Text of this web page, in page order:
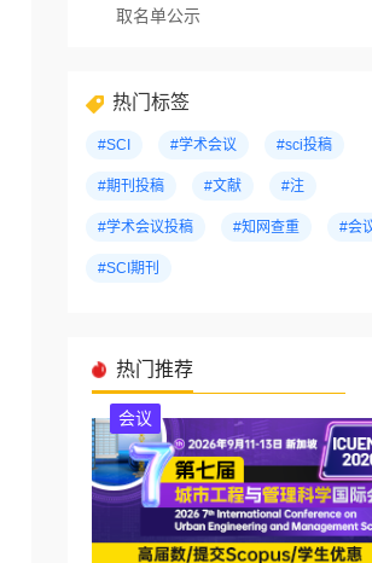
取名单公示
热门标签
#SCI #学术会议 #sci投稿
#期刊投稿 #文献 #注
#学术会议投稿 #知网查重 #会
#SCI期刊
热门推荐
会议